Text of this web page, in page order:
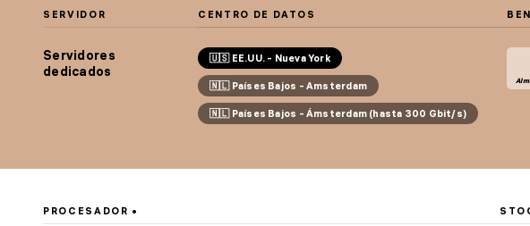
SERVIDOR CENTRO DE DATOS
Servidores
dedicados
🇺🇸 EE.UU. - Nueva York
🇳🇱 Países Bajos - Amsterdam
🇳🇱 Países Bajos - Ámsterdam (hasta 300 Gbit/s)
PROCESADOR